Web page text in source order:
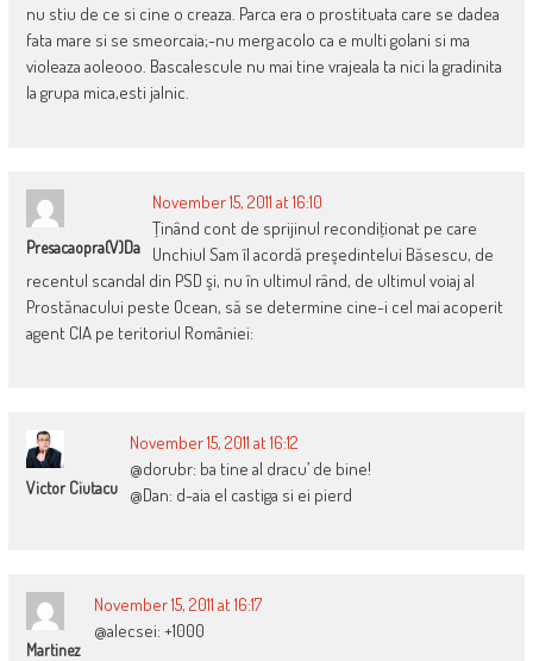
nu stiu de ce si cine o creaza. Parca era o prostituata care se dadea
fata mare si se smeorcaia;-nu merg acolo ca e multi golani si ma
violeaza aoleooo. Bascalescule nu mai tine vrajeala ta nici la gradinita
la grupa mica,esti jalnic.
Presacaopra(v)da
November 15, 2011 at 16:10
Ţinând cont de sprijinul recondiţionat pe care
Unchiul Sam îl acordă preşedintelui Băsescu, de
recentul scandal din PSD şi, nu în ultimul rând, de ultimul voiaj al
Prostănacului peste Ocean, să se determine cine-i cel mai acoperit
agent CIA pe teritoriul României:
Victor Ciutacu
November 15, 2011 at 16:12
@dorubr: ba tine al dracu’ de bine!
@Dan: d-aia el castiga si ei pierd
Martinez
November 15, 2011 at 16:17
@alecsei: +1000